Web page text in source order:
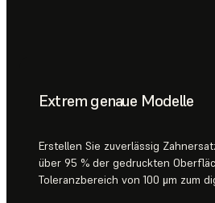
Extrem genaue Modelle
Erstellen Sie zuverlässig
über 95 % der gedruckten
Toleranzbereich von 100 μm zum